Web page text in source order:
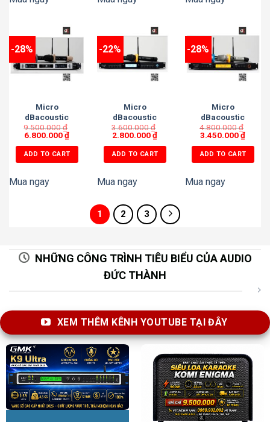
-28%
Micro
dBacoustic
K8200
9.500.000₫
6.800.000₫
ADD TO CART
Mua ngay
-22%
Micro
dBacoustic
K4000
3.600.000₫
2.800.000₫
ADD TO CART
Mua ngay
-28%
Micro
dBacoustic
K5000
4.800.000₫
3.450.000₫
ADD TO CART
Mua ngay
1 2 3
NHỮNG CÔNG TRÌNH TIÊU BIỂU CỦA AUDIO
ĐỨC THÀNH
XEM THÊM KÊNH YOUTUBE TẠI ĐÂY